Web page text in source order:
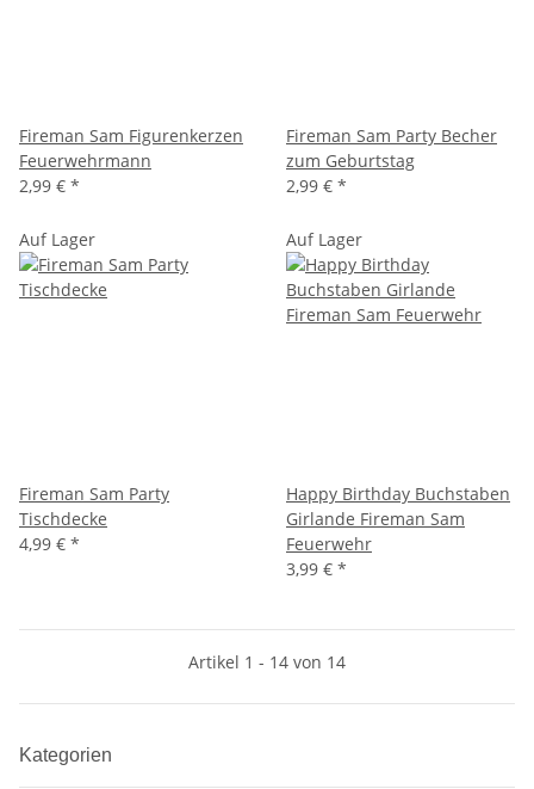
Fireman Sam Figurenkerzen
Feuerwehrmann
2,99 € *
Fireman Sam Party Becher
zum Geburtstag
2,99 € *
Auf Lager
Fireman Sam Party
Tischdecke
4,99 € *
Auf Lager
Happy Birthday Buchstaben
Girlande Fireman Sam
Feuerwehr
3,99 € *
Artikel 1 - 14 von 14
Kategorien